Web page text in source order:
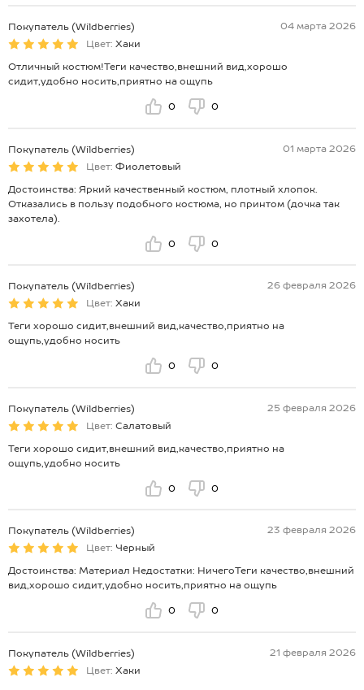
Покупатель (Wildberries)
04 марта 2026
Цвет: Хаки
Отличный костюм!Теги качество,внешний вид,хорошо
сидит,удобно носить,приятно на ощупь
0 0
Покупатель (Wildberries)
01 марта 2026
Цвет: Фиолетовый
Достоинства: Яркий качественный костюм, плотный хлопок.
Отказались в пользу подобного костюма, но принтом (дочка так
захотела).
0 0
Покупатель (Wildberries)
26 февраля 2026
Цвет: Хаки
Теги хорошо сидит,внешний вид,качество,приятно на
ощупь,удобно носить
0 0
Покупатель (Wildberries)
25 февраля 2026
Цвет: Салатовый
Теги хорошо сидит,внешний вид,качество,приятно на
ощупь,удобно носить
0 0
Покупатель (Wildberries)
23 февраля 2026
Цвет: Черный
Достоинства: Материал Недостатки: НичегоТеги качество,внешний
вид,хорошо сидит,удобно носить,приятно на ощупь
0 0
Покупатель (Wildberries)
21 февраля 2026
Цвет: Хаки